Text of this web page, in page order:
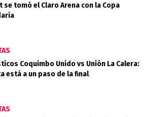
se tomó el Claro Arena con la Copa
Coquimbo Unido vs Unión La Calera:
está a un paso de la final